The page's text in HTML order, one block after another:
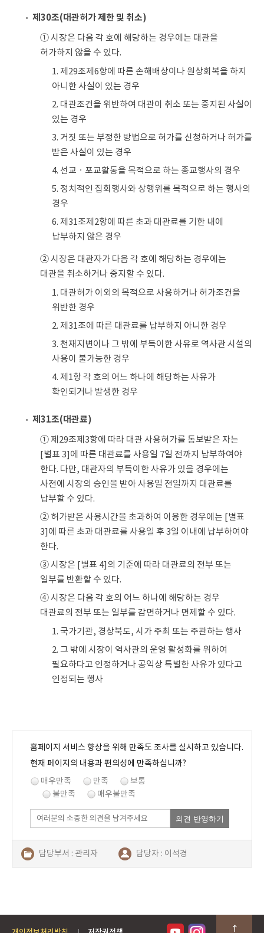
제30조(대관허가 제한 및 취소)
① 시장은 다음 각 호에 해당하는 경우에는 대관을
허가하지 않을 수 있다.
1. 제29조제6항에 따른 손해배상이나 원상회복을 하지
아니한 사실이 있는 경우
2. 대관조건을 위반하여 대관이 취소 또는 중지된 사실이
있는 경우
3. 거짓 또는 부정한 방법으로 허가를 신청하거나 허가를
받은 사실이 있는 경우
4. 선교ㆍ포교활동을 목적으로 하는 종교행사의 경우
5. 정치적인 집회행사와 상행위를 목적으로 하는 행사의
경우
6. 제31조제2항에 따른 초과 대관료를 기한 내에
납부하지 않은 경우
② 시장은 대관자가 다음 각 호에 해당하는 경우에는
대관을 취소하거나 중지할 수 있다.
1. 대관허가 이외의 목적으로 사용하거나 허가조건을
위반한 경우
2. 제31조에 따른 대관료를 납부하지 아니한 경우
3. 천재지변이나 그 밖에 부득이한 사유로 역사관 시설의
사용이 불가능한 경우
4. 제1항 각 호의 어느 하나에 해당하는 사유가
확인되거나 발생한 경우
제31조(대관료)
① 제29조제3항에 따라 대관 사용허가를 통보받은 자는
[별표 3]에 따른 대관료를 사용일 7일 전까지 납부하여야
한다. 다만, 대관자의 부득이한 사유가 있을 경우에는
사전에 시장의 승인을 받아 사용일 전일까지 대관료를
납부할 수 있다.
② 허가받은 사용시간을 초과하여 이용한 경우에는 [별표
3]에 따른 초과 대관료를 사용일 후 3일 이내에 납부하여야
한다.
③ 시장은 [별표 4]의 기준에 따라 대관료의 전부 또는
일부를 반환할 수 있다.
④ 시장은 다음 각 호의 어느 하나에 해당하는 경우
대관료의 전부 또는 일부를 감면하거나 면제할 수 있다.
1. 국가기관, 경상북도, 시가 주최 또는 주관하는 행사
2. 그 밖에 시장이 역사관의 운영 활성화를 위하여
필요하다고 인정하거나 공익상 특별한 사유가 있다고
인정되는 행사
홈페이지 서비스 향상을 위해 만족도 조사를 실시하고 있습니다.
현재 페이지의 내용과 편의성에 만족하십니까?
매우만족
만족
보통
불만족
매우불만족
의견 반영하기
담당부서 : 관리자 담당자 : 이석경